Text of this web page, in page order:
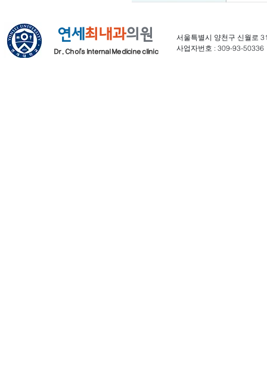
연세 최내과의원
Dr. Choi's Internal Medicine clinic
서울특별시 양천구 신월로
사업자번호 : 309-93-